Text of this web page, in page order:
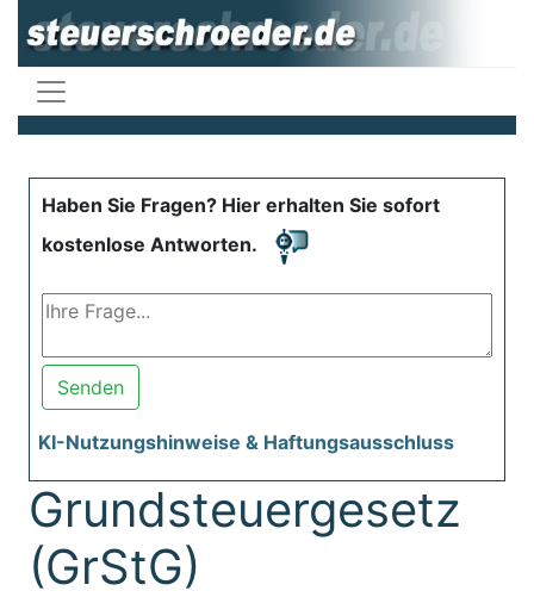
Haben Sie Fragen? Hier erhalten Sie sofort
kostenlose Antworten.
Senden
KI-Nutzungshinweise & Haftungsausschluss
Grundsteuergesetz
(GrStG)